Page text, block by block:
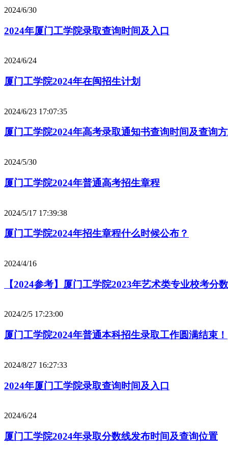
2024/6/30
2024年厦门工学院录取查询时间及入口
2024/6/24
厦门工学院2024年在闽招生计划
2024/6/23 17:07:35
厦门工学院2024年高考录取通知书查询时间及查询
2024/5/30
厦门工学院2024年普通高考招生章程
2024/5/17 17:39:38
厦门工学院2024年招生章程什么时候公布？
2024/4/16
【2024参考】厦门工学院2023年艺术类专业校考分
2024/2/5 17:23:00
厦门工学院2024年普通本科招生录取工作圆满结束！
2024/8/27 16:27:33
2024年厦门工学院录取查询时间及入口
2024/6/24
厦门工学院2024年录取分数线发布时间及查询位置